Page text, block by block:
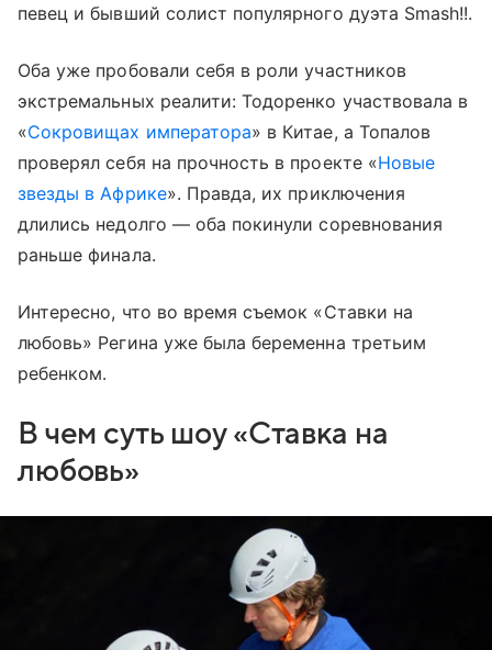
певец и бывший солист популярного дуэта Smash!!.
Оба уже пробовали себя в роли участников
экстремальных реалити: Тодоренко участвовала в
«Сокровищах императора» в Китае, а Топалов
проверял себя на прочность в проекте «Новые
звезды в Африке». Правда, их приключения
длились недолго — оба покинули соревнования
раньше финала.
Интересно, что во время съемок «Ставки на
любовь» Регина уже была беременна третьим
ребенком.
В чем суть шоу «Ставка на
любовь»